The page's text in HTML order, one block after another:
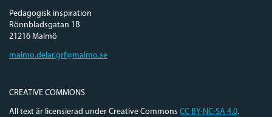
Pedagogisk inspiration
Rönnbladsgatan 1B
21216 Malmö
malmo.delar.grf@malmo.se
CREATIVE COMMONS
All text är licensierad under Creative Commons CC BY-NC-SA 4.0.